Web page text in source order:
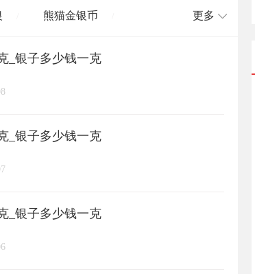
熊猫金银币
币 / 老凤祥
一金店 黄金
更多
_银子多少钱一克
_银子多少钱一克
_银子多少钱一克